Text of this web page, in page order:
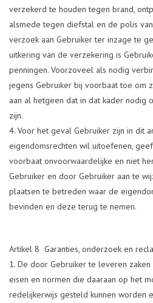
verzekerd te houden tegen brand,
alsmede tegen diefstal en de polis
verzoek aan Gebruiker ter inzage te
uitkering van de verzekering is
penningen. Voorzoveel als nodig
jegens Gebruiker bij voorbaat toe om
aan al hetgeen dat in dat kader nodig
zijn.
Voor het geval Gebruiker zijn in dit
eigendomsrechten wil uitoefenen,
voorbaat onvoorwaardelijke en niet
Gebruiker en door Gebruiker aan te
plaatsen te betreden waar de
bevinden en deze terug te nemen.
Artikel 8 Garanties, onderzoek en
De door Gebruiker te leveren
eisen en normen die daaraan op het
redelijkerwijs gesteld kunnen worden